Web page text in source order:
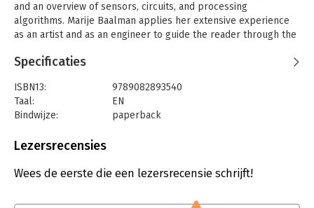
and an overview of sensors, circuits, and processing
algorithms. Marije Baalman applies her extensive experience
as an artist and as an engineer to guide the reader through the
on different techniques for creating meaningful interactions
from the field to illustrate the techniques in practice.
Specificaties
ISBN13:
9789082893540
Taal:
EN
Bindwijze:
paperback
Uitgever:
Verschijningsdatum:
11-7-2022
Lezersrecensies
Wees de eerste die een lezersrecensie schrijft!